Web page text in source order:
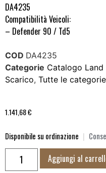
DA4235
Compatibilità Veicoli:
– Defender 90 / Td5
COD DA4235
Categorie Catalogo Land
Scarico, Tutte le categorie
1.141,68€
Disponibile su ordinazione |
Aggiungi al